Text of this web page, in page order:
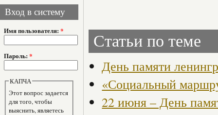
Вход в систему
Имя пользователя: *
Пароль: *
КАПЧА
Этот вопрос задается
для того, чтобы
выяснить, являетесь
Статьи по теме
День памяти
«Социальный
22 июня – День